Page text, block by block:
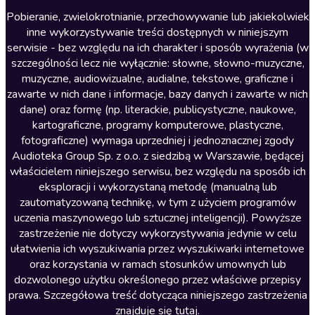
Literatura anglojęzyczna
Literatura faktu
Literatura obyczajowa
Literatura piękna obca
Literatura piękna polska
Nagrania relaksacyjne
Nauka języków
Nauki humanistyczne
Podcasty i audycje
Polityka
Prasa
Religia
Romans
Pobieranie, zwielokrotnianie, przechowywanie lub jakiekolwiek
inne wykorzystywanie treści dostępnych w niniejszym
serwisie - bez względu na ich charakter i sposób wyrażenia (w
szczególności lecz nie wyłącznie: słowne, słowno-muzyczne,
muzyczne, audiowizualne, audialne, tekstowe, graficzne i
zawarte w nich dane i informacje, bazy danych i zawarte w nich
dane) oraz formę (np. literackie, publicystyczne, naukowe,
kartograficzne, programy komputerowe, plastyczne,
fotograficzne) wymaga uprzedniej i jednoznacznej zgody
Audioteka Group Sp. z o.o. z siedzibą w Warszawie, będącej
właścicielem niniejszego serwisu, bez względu na sposób ich
eksploracji i wykorzystaną metodę (manualną lub
zautomatyzowaną technikę, w tym z użyciem programów
uczenia maszynowego lub sztucznej inteligencji). Powyższe
zastrzeżenie nie dotyczy wykorzystywania jedynie w celu
ułatwienia ich wyszukiwania przez wyszukiwarki internetowe
oraz korzystania w ramach stosunków umownych lub
dozwolonego użytku określonego przez właściwe przepisy
prawa. Szczegółowa treść dotycząca niniejszego zastrzeżenia
znajduje się tutaj.